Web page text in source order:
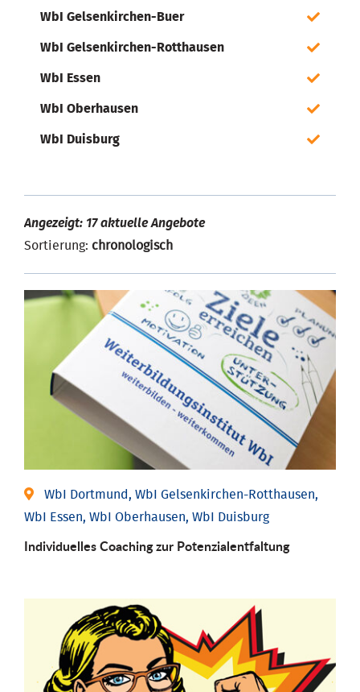
WbI Gelsenkirchen-Buer
WbI Gelsenkirchen-Rotthausen
WbI Essen
WbI Oberhausen
WbI Duisburg
Angezeigt: 17 aktuelle Angebote
Sortierung: chronologisch
WbI Dortmund, WbI Gelsenkirchen-Rotthausen,
WbI Essen, WbI Oberhausen, WbI Duisburg
Individuelles Coaching zur Potenzialentfaltung